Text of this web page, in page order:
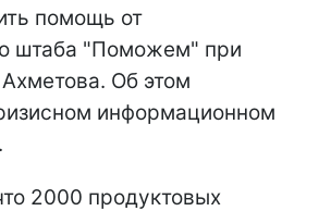
помощь от
штаба "Поможем" при
Об этом
информационном
2000 продуктовых